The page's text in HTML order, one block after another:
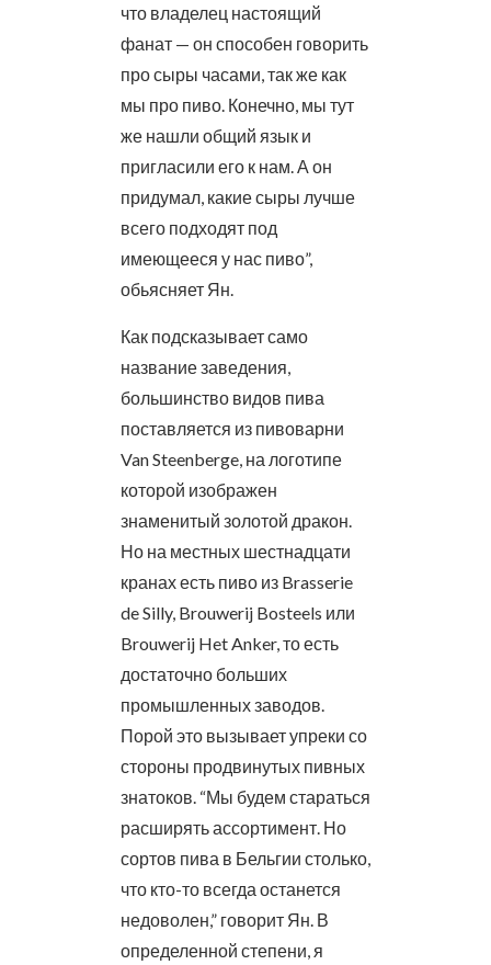
что владелец настоящий
фанат — он способен говорить
про сыры часами, так же как
мы про пиво. Конечно, мы тут
же нашли общий язык и
пригласили его к нам. А он
придумал, какие сыры лучше
всего подходят под
имеющееся у нас пиво”,
обьясняет Ян.
Как подсказывает само
название заведения,
большинство видов пива
поставляется из пивоварни
Van Steenberge, на логотипе
которой изображен
знаменитый золотой дракон.
Но на местных шестнадцати
кранах есть пиво из Brasserie
de Silly, Brouwerij Bosteels или
Brouwerij Het Anker, то есть
достаточно больших
промышленных заводов.
Порой это вызывает упреки со
стороны продвинутых пивных
знатоков. “Мы будем стараться
расширять ассортимент. Но
сортов пива в Бельгии столько,
что кто-то всегда останется
недоволен,” говорит Ян. В
определенной степени, я